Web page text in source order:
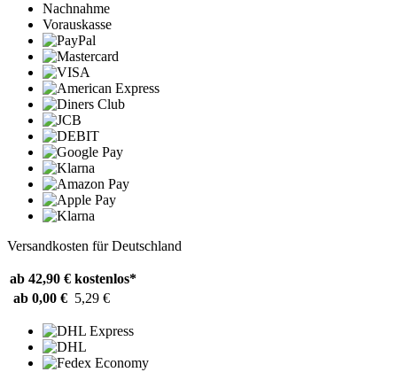
Nachnahme
Vorauskasse
Versandkosten für Deutschland
ab 42,90 € kostenlos*
ab 0,00 € 5,29 €